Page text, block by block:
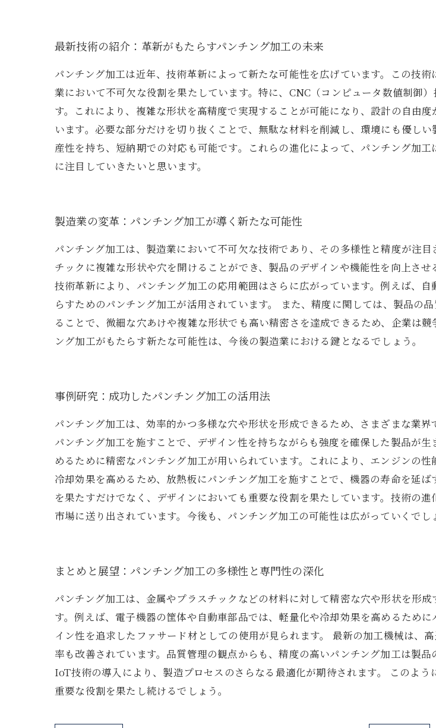
最新技術の紹介：革新がもたらすパンチング加工の未来
パンチング加工は近年、技術革新によって新たな可能性を広げています。この技
業において不可欠な役割を果たしています。特に、CNC（コンピュータ数値制御
す。これにより、複雑な形状を高精度で実現することが可能になり、設計の自由
います。必要な部分だけを切り抜くことで、無駄な材料を削減し、環境にも優し
産性を持ち、短納期での対応も可能です。これらの進化によって、パンチング加
に注目していきたいと思います。
製造業の変革：パンチング加工が導く新たな可能性
パンチング加工は、製造業において不可欠な技術であり、その多様性と精度が注
チックに複雑な形状や穴を開けることができ、製品のデザインや機能性を向上さ
技術革新により、パンチング加工の応用範囲はさらに広がっています。例えば、
らすためのパンチング加工が活用されています。 また、精度に関しては、製品の
ることで、微細な穴あけや複雑な形状でも高い精密さを達成できるため、企業は
ング加工がもたらす新たな可能性は、今後の製造業における鍵となるでしょう。
事例研究：成功したパンチング加工の活用法
パンチング加工は、効率的かつ多様な穴や形状を形成できるため、さまざまな業
パンチング加工を施すことで、デザイン性を持ちながらも強度を確保した製品が
めるために精密なパンチング加工が用いられています。これにより、エンジンの
冷却効果を高めるため、放熱板にパンチング加工を施すことで、機器の寿命を延
を果たすだけでなく、デザインにおいても重要な役割を果たしています。技術の
市場に送り出されています。今後も、パンチング加工の可能性は広がっていくでし
まとめと展望：パンチング加工の多様性と専門性の深化
パンチング加工は、金属やプラスチックなどの材料に対して精密な穴や形状を形
す。例えば、電子機器の筐体や自動車部品では、軽量化や冷却効果を高めるため
イン性を追求したファサード材としての使用が見られます。 最新の加工機械は、
率も改善されています。品質管理の観点からも、精度の高いパンチング加工は製
IoT技術の導入により、製造プロセスのさらなる最適化が期待されます。 このよ
重要な役割を果たし続けるでしょう。